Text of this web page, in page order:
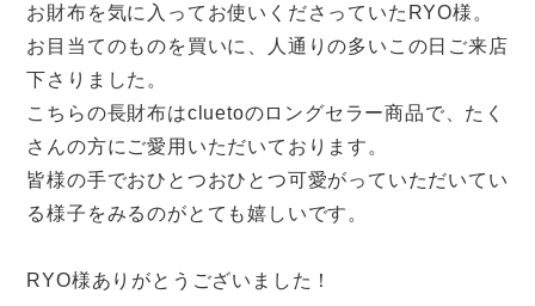
お財布を気に入ってお使いくださっていたRYO様。
お目当てのものを買いに、人通りの多いこの日ご来店
下さりました。
こちらの長財布はcluetoのロングセラー商品で、たく
さんの方にご愛用いただいております。
皆様の手でおひとつおひとつ可愛がっていただいてい
る様子をみるのがとても嬉しいです。
RYO様ありがとうございました！